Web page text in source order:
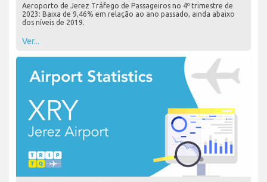
Aeroporto de Jerez Tráfego de Passageiros no 4º trimestre de
2023: Baixa de 9,46% em relação ao ano passado, ainda abaixo
dos níveis de 2019.
Ver...